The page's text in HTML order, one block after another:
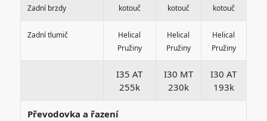
Zadní brzdy kotouč kotouč kotouč
Zadní tlumič
Helical
Pružiny
Helical
Pružiny
Helical
Pružiny
I35 AT
255k
I30 MT
230k
I30 AT
193k
Převodovka a řazení